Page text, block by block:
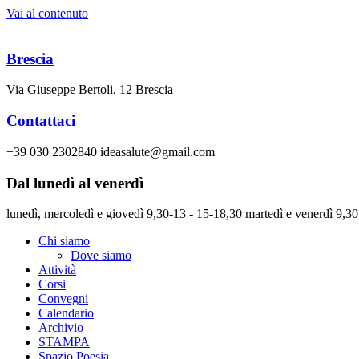
Vai al contenuto
Brescia
Via Giuseppe Bertoli, 12 Brescia
Contattaci
+39 030 2302840 ideasalute@gmail.com
Dal lunedì al venerdì
lunedì, mercoledì e giovedì 9,30-13 - 15-18,30 martedì e venerdì
Chi siamo
Dove siamo
Attività
Corsi
Convegni
Calendario
Archivio
STAMPA